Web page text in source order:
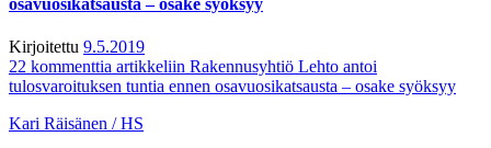
Kirjoitettu 9.5.2019
22 kommenttia artikkeliin Rakennusyhtiö Lehto antoi
tulosvaroituksen tuntia ennen osavuosikatsausta – osake syöksyy
Kari Räisänen / HS